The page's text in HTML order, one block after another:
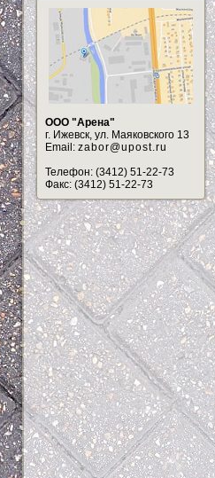
ООО "Арена"
г. Ижевск, ул. Маяковского 13
Email: zabor@upost.ru
Телефон: (3412) 51-22-73
Факс: (3412) 51-22-73